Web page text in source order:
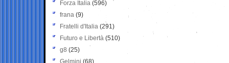
Forza Italia (596)
frana (9)
Fratelli d'Italia (291)
Futuro e Libertà (510)
g8 (25)
Gelmini (68)